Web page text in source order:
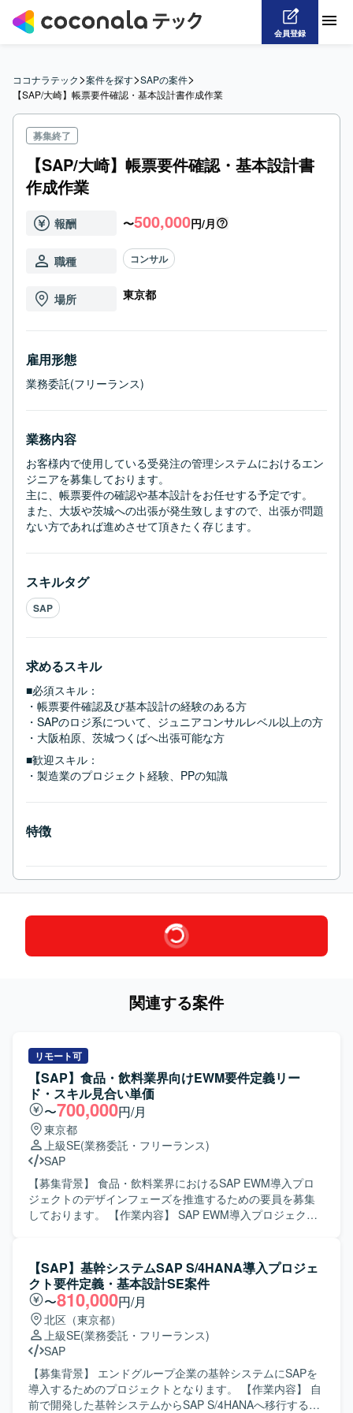
会員登録
ココナラテック>案件を探す>SAPの案件>
【SAP/大崎】帳票要件確認・基本設計書作成作業
募集終了
【SAP/大崎】帳票要件確認・基本設計書
作成作業
報酬 〜500,000円/月
職種 コンサル
場所 東京都
雇用形態
業務委託(フリーランス)
業務内容
お客様内で使用している受発注の管理システムにおけるエン
ジニアを募集しております。
主に、帳票要件の確認や基本設計をお任せする予定です。
また、大坂や茨城への出張が発生致しますので、出張が問題
ない方であれば進めさせて頂きたく存じます。
スキルタグ
SAP
求めるスキル
■必須スキル：
・帳票要件確認及び基本設計の経験のある方
・SAPのロジ系について、ジュニアコンサルレベル以上の方
・大阪柏原、茨城つくばへ出張可能な方
■歓迎スキル：
・製造業のプロジェクト経験、PPの知識
特徴
関連する案件
リモート可
【SAP】食品・飲料業界向けEWM要件定義リー
ド・スキル見合い単価
〜700,000円/月
東京都
上級SE(業務委託・フリーランス)
SAP
【募集背景】 食品・飲料業界におけるSAP EWM導入プロ
ジェクトのデザインフェーズを推進するための要員を募集
しております。 【作業内容】 SAP EWM導入プロジェクト
要件の整理、EWM機能とのフィット＆ギャップ整理、コン
フィグ設定方針の検討、アドオンが必要な箇所の設計方針
立案などを行っていただきます。また、関係者との要件定
義セッションを主導し、合意形成や成果物のとりまとめを
行っていただきます。 【求める人物像】 複数のステークホ
ルダーと円滑にコミュニケーションを取りながら、主体的
に要件定義をリードしていただける方を求めております。
グローバルメンバーとの協働に前向きで、ドキュメント作
成や議論のファシリテーションを丁寧に進められる方が望
ましいです。 【ポジションの魅力】 食品・飲料業界におけ
【SAP】基幹システムSAP S/4HANA導入プロジェ
クト要件定義・基本設計SE案件
〜810,000円/月
北区（東京都）
上級SE(業務委託・フリーランス)
SAP
【募集背景】 エンドグループ企業の基幹システムにSAPを
導入するためのプロジェクトとなります。 【作業内容】 自
前で開発した基幹システムからSAP S/4HANAへ移行するに